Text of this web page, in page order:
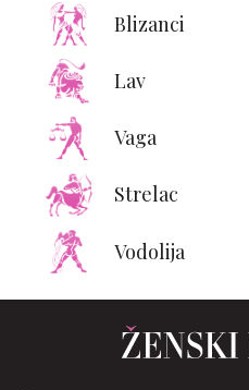
Blizanci
Lav
Vaga
Strelac
Vodolija